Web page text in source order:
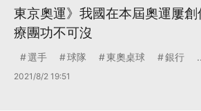
東京奧運》我國在本屆奧運屢
療團功不可沒
選手 球隊 東奧桌球 銀行
2021/8/2 19:51